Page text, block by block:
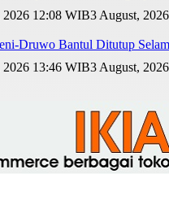
2026 12:08 WIB3 August,
Druwo Bantul Ditutup
2026 13:46 WIB3 August,